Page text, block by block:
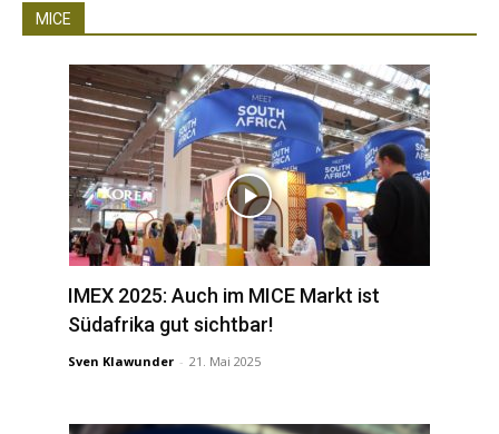
MICE
IMEX 2025: Auch im MICE Markt ist
Südafrika gut sichtbar!
Sven Klawunder - 21. Mai 2025